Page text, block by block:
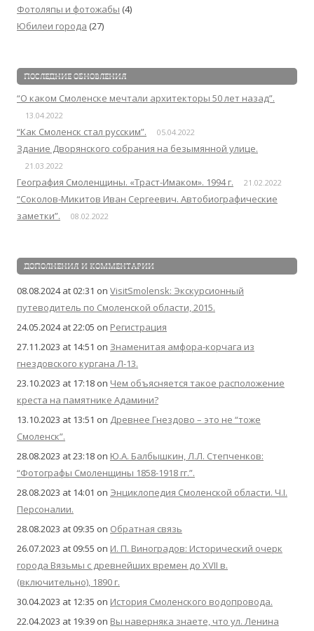
Фотоляпы и фотожабы (4)
Юбилеи города (27)
ПОСЛЕДНИЕ ОБНОВЛЕНИЯ
“О каком Смоленске мечтали архитекторы 50 лет назад”.
13.04.2022
“Как Смоленск стал русским”. 05.04.2022
Здание Дворянского собрания на безымянной улице.
21.03.2022
География Смоленщины. «Траст-Имаком». 1994 г. 21.02.2022
“Соколов-Микитов Иван Сергеевич. Автобиографические
заметки”.
08.02.2022
ДОПОЛНЕНИЯ И КОММЕНТАРИИ
08.08.2024 at 02:31 on VisitSmolensk: Экскурсионный
путеводитель по Смоленской области, 2015.
24.05.2024 at 22:05 on Регистрация
27.11.2023 at 14:51 on Знаменитая амфора-корчага из
гнездовского кургана Л-13.
23.10.2023 at 17:18 on Чем объясняется такое расположение
креста на памятнике Адамини?
13.10.2023 at 13:51 on Древнее Гнездово – это не “тоже
Смоленск”.
28.08.2023 at 23:18 on Ю.А. Балбышкин, Л.Л. Степченков:
“Фотографы Смоленщины 1858-1918 гг.”.
28.08.2023 at 14:01 on Энциклопедия Смоленской области. Ч.I.
Персоналии.
28.08.2023 at 09:35 on Обратная связь
26.07.2023 at 09:55 on И. П. Виноградов: Исторический очерк
города Вязьмы с древнейших времен до XVII в.
(включительно), 1890 г.
30.04.2023 at 12:35 on История Смоленского водопровода.
22.04.2023 at 19:39 on Вы наверняка знаете, что ул. Ленина